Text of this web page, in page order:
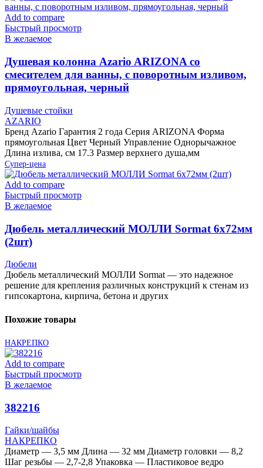
Add to compare
Быстрый просмотр
В желаемое
Душевая колонна Azario ARIZONA со
смесителем для ванны, с поворотным изливом,
прямоугольная, черный
Душевые стойки
AZARIO
Бренд Azario Гарантия 2 года Серия ARIZONA Форма
прямоугольная Цвет Черный Управление Однорычажное
Длина излива, см 17.3 Размер верхнего душа,мм
Супер-цена
Add to compare
Быстрый просмотр
В желаемое
Дюбель металлический МОЛЛИ Sormat 6х72мм
(2шт)
Дюбели
Дюбель металлический МОЛЛИ Sormat — это надежное
решение для крепления различных конструкций к стенам из
гипсокартона, кирпича, бетона и других
Похожие товары
НАКРЕПКО
Add to compare
Быстрый просмотр
В желаемое
382216
Гайки/шайбы
НАКРЕПКО
Диаметр — 3,5 мм Длина — 32 мм Диаметр головки — 8,2
Шаг резьбы — 2,7-2,8 Упаковка — Пластиковое ведро